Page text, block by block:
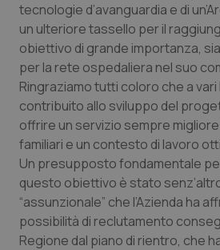
Quotidiano Chirurgia
Quotidiano Oncologia
Quotidiano Pediatria
Rene & patologie
Salute orale & impianti
Sangue & coagulazione
tecnologie d’avanguardia e di
un ulteriore tassello per il
obiettivo di grande importanza,
per la rete ospedaliera nel suo
Ringraziamo tutti coloro che a vari
contribuito allo sviluppo del
offrire un servizio sempre
familiari e un contesto di lavoro
Un presupposto fondamentale
questo obiettivo è stato
“assunzionale” che l’Azienda ha
possibilità di reclutamento
Regione dal piano di rientro, che